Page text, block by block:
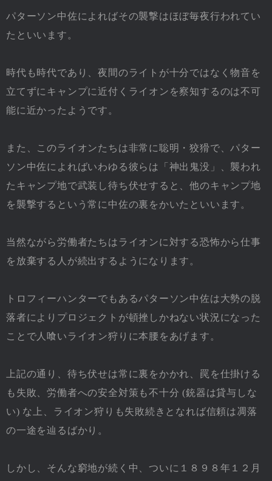
パターソン中佐によればその襲撃はほぼ毎夜行われてい
たといいます。
時代も時代であり、夜間のライトが十分ではなく物音を
立てずにキャンプに近付くライオンを察知するのは不可
能に近かったようです。
また、このライオンたちは非常に聡明・狡猾で、パター
ソン中佐によればいわゆる彼らは「神出鬼没」、襲われ
たキャンプ地で武装し待ち伏せすると、他のキャンプ地
を襲撃するという常に中佐の裏をかいたといいます。
当然ながら労働者たちはライオンに対する恐怖から仕事
を放棄する人が続出するようになります。
トロフィーハンターでもあるパターソン中佐は大勢の脱
落者によりプロジェクトが頓挫しかねない状況になった
ことで人喰いライオン狩りに本腰をあげます。
上記の通り、待ち伏せは常に裏をかかれ、罠を仕掛ける
も失敗、労働者への安全対策も不十分 (銃器は貸与しな
い) な上、ライオン狩りも失敗続きとなれば信頼は凋落
の一途を辿るばかり。
しかし、そんな窮地が続く中、ついに１８９８年１２月